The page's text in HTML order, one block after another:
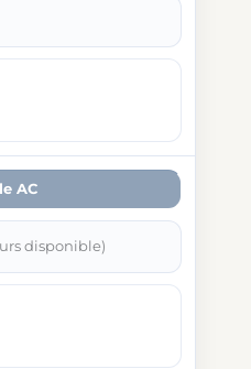
AC
disponible)